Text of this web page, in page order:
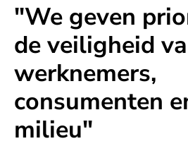
"We geven
de veiligheid
werknemers,
consumenten
milieu"